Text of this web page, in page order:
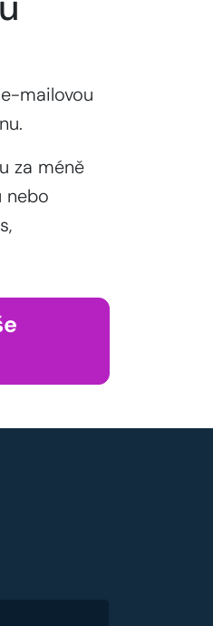
mailovou
za méně
nebo